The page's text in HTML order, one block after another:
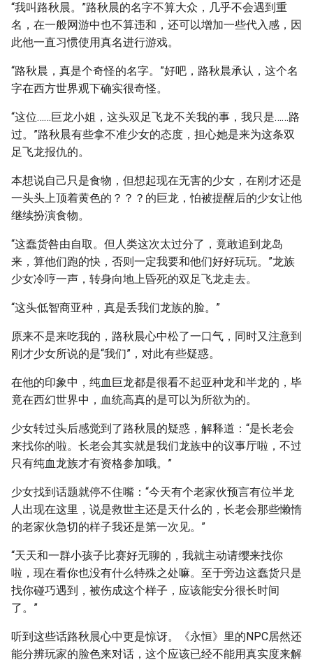
“我叫路秋晨。”路秋晨的名字不算大众，几乎不会遇到重
名，在一般网游中也不算违和，还可以增加一些代入感，因
此他一直习惯使用真名进行游戏。
“路秋晨，真是个奇怪的名字。”好吧，路秋晨承认，这个名
字在西方世界观下确实很奇怪。
“这位……巨龙小姐，这头双足飞龙不关我的事，我只是……路
过。”路秋晨有些拿不准少女的态度，担心她是来为这条双
足飞龙报仇的。
本想说自己只是食物，但想起现在无害的少女，在刚才还是
一头头上顶着黄色的？？？的巨龙，怕被提醒后的少女让他
继续扮演食物。
“这蠢货咎由自取。但人类这次太过分了，竟敢追到龙岛
来，算他们跑的快，否则一定我要和他们好好玩玩。”龙族
少女冷哼一声，转身向地上昏死的双足飞龙走去。
“这头低智商亚种，真是丢我们龙族的脸。”
原来不是来吃我的，路秋晨心中松了一口气，同时又注意到
刚才少女所说的是“我们”，对此有些疑惑。
在他的印象中，纯血巨龙都是很看不起亚种龙和半龙的，毕
竟在西幻世界中，血统高真的是可以为所欲为的。
少女转过头后感觉到了路秋晨的疑惑，解释道：“是长老会
来找你的啦。长老会其实就是我们龙族中的议事厅啦，不过
只有纯血龙族才有资格参加哦。”
少女找到话题就停不住嘴：“今天有个老家伙预言有位半龙
人出现在这里，说是救世主还是天什么的，长老会那些懒惰
的老家伙急切的样子我还是第一次见。”
“天天和一群小孩子比赛好无聊的，我就主动请缨来找你
啦，现在看你也没有什么特殊之处嘛。至于旁边这蠢货只是
找你碰巧遇到，被伤成这个样子，应该能安分很长时间
了。”
听到这些话路秋晨心中更是惊讶。《永恒》里的NPC居然还
能分辨玩家的脸色来对话，这个应该已经不能用真实度来解